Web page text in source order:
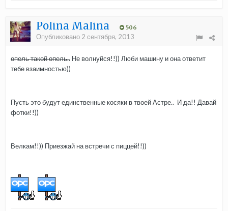
Polina Malina 506
Опубликовано 2 сентября, 2013
опель такой опель.. Не волнуйся!!)) Люби машину и она ответит
тебе взаимностью))
Пусть это будут единственные косяки в твоей Астре.. И да!! Давай
фотки!!))
Велкам!!)) Приезжай на встречи с пиццей!!))